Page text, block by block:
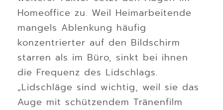
Homeoffice zu. Weil Heimarbeitende
mangels Ablenkung häufig
konzentrierter auf den Bildschirm
starren als im Büro, sinkt bei ihnen
die Frequenz des Lidschlags.
„Lidschläge sind wichtig, weil sie das
Auge mit schützendem Tränenfilm